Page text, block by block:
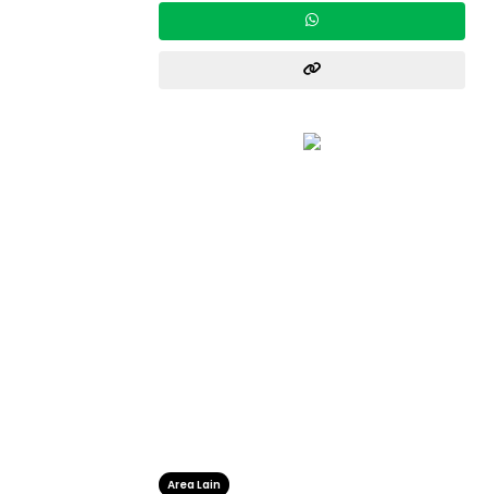
memiliki 144 kamar tamu, 2 restoran,
dan ruang meeting.
Area Lain